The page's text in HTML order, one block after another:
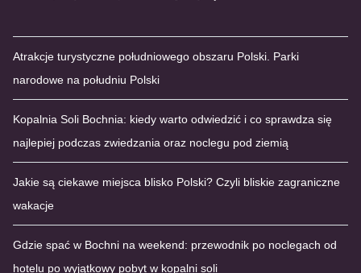
Atrakcje turystyczne południowego obszaru Polski. Parki
narodowe na południu Polski
Kopalnia Soli Bochnia: kiedy warto odwiedzić i co sprawdza się
najlepiej podczas zwiedzania oraz noclegu pod ziemią
Jakie są ciekawe miejsca blisko Polski? Czyli bliskie zagraniczne
wakacje
Gdzie spać w Bochni na weekend: przewodnik po noclegach od
hotelu po wyjątkowy pobyt w kopalni soli